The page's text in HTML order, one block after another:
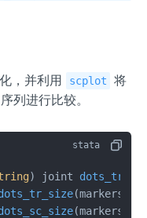
，并利用 scplot
将
列进行比较。
) joint
(
(